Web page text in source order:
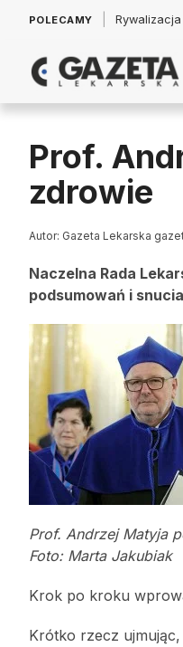
POLECAMY Łukasz
Prof.
zdrowie
Autor: Gazeta Lekarska
Naczelna Rada
podsumowań i
Prof. Andrzej Matyja
Foto: Marta Jakubiak
Krok po kroku
Krótko rzecz